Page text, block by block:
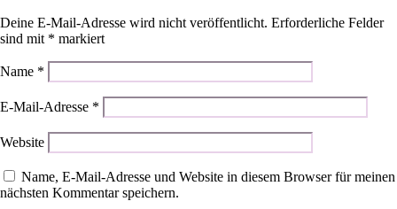
Deine E-Mail-Adresse wird nicht veröffentlicht. Erforderliche Felder
sind mit * markiert
Name *
E-Mail-Adresse *
Website
Name, E-Mail-Adresse und Website in diesem Browser für meinen
nächsten Kommentar speichern.